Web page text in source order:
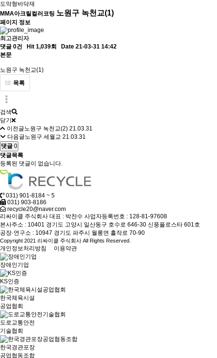
도막형바닥재
MMA아크릴컬러코팅 노원구 녹천교(1)
페이지 정보
최고관리자
댓글 0건
Hit 1,039회
Date 21-03-31 14:42
본문
노원구 녹천교(1)
목록
검색
닫기
이전글노원구 녹천교(2) 21.03.31
다음글노원구 세월교 21.03.31
댓글 0
댓글목록
등록된 댓글이 없습니다.
031) 901-8184 ~ 5
031) 903-8186
recycle20@naver.com
리싸이클 주식회사 대표 : 박찬수 사업자등록번호 : 128-81-97608
본사주소 : 10401 경기도 고양시 일산동구 호수로 646-30 신풍플로스타 601호
공장·연구소 : 10947 경기도 파주시 월롱면 홀작로 70-90
Copyright 2021 리싸이클 주식회사 All Rights Reserved.
개인정보처리방침 이용약관
장애인기업
KS인증
한국체육시설
공업협회
도로교통안전
기술협회
한국경관포장
공업협동조합